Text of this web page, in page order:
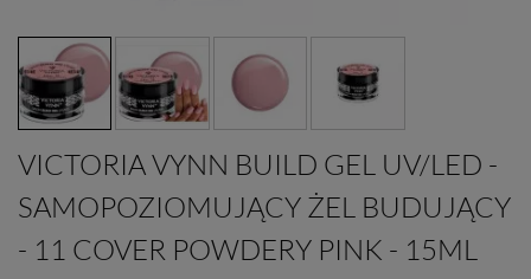
VICTORIA VYNN BUILD GEL UV/LED -
SAMOPOZIOMUJĄCY ŻEL BUDUJĄCY
- 11 COVER POWDERY PINK - 15ML